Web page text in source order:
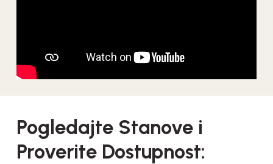
Pogledajte Stanove i
Proverite Dostupnost: